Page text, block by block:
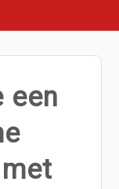
een